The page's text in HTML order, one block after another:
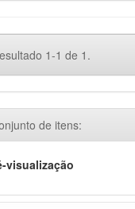
1-1 de 1.
de itens:
visualização